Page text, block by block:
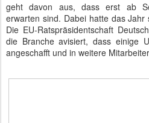
geht davon aus, dass erst ab
erwarten sind. Dabei hatte das
Die EU-Ratspräsidentschaft
die Branche avisiert, dass einige
angeschafft und in weitere